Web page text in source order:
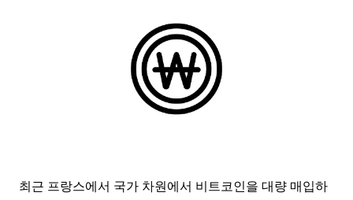
최근 프랑스에서 국가 차원에서 비트코인을 대량 매입하